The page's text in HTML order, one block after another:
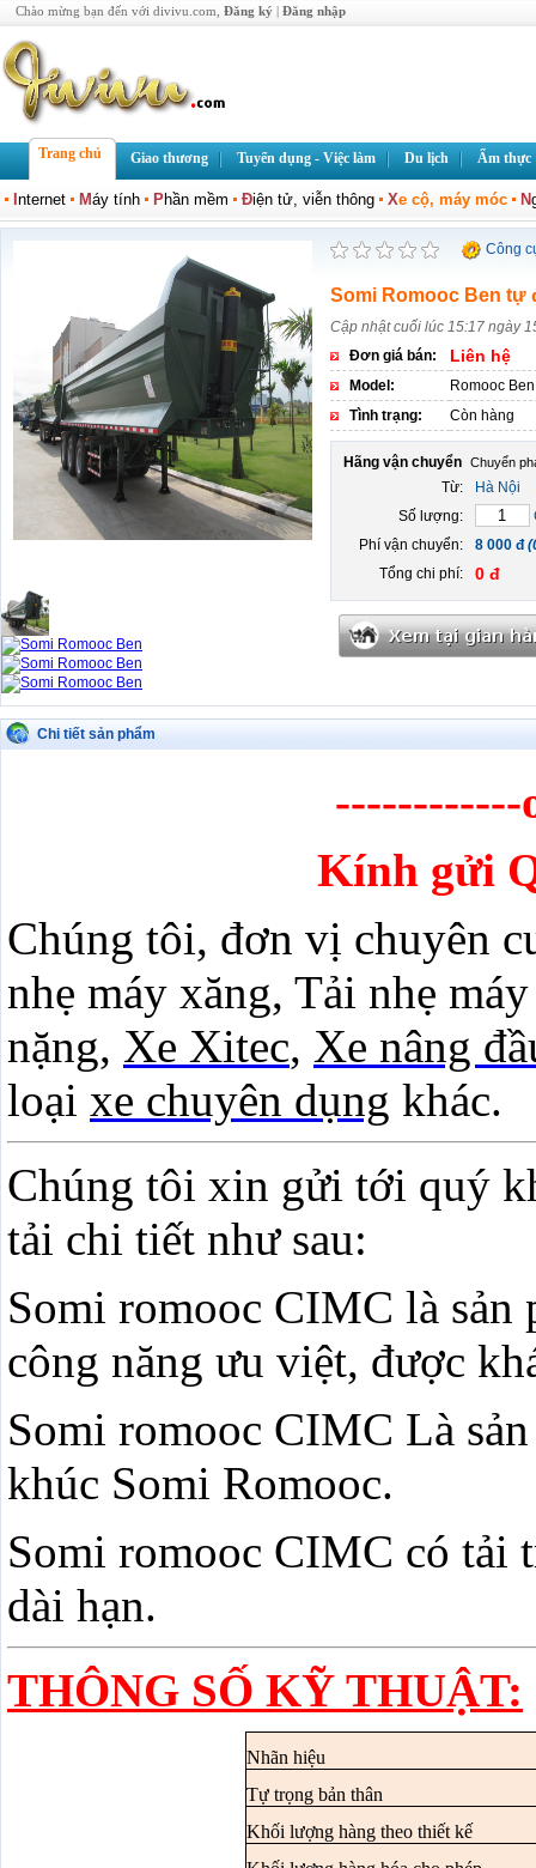
Chào mừng bạn đến với divivu.com, Đăng ký | Đăng nhập
Trang chủ Giao thương Tuyển dụng - Việc làm Du lịch Ẩm thực
nternet Máy tính Phần mềm Điện tử, viễn thông Xe cộ, máy móc N
Công
Somi Romooc Ben tự
Cập nhật cuối lúc 15:17 ngày
Đơn giá bán:
Liên hệ
Model:
Romooc Ben
Tình trạng:
Còn hàng
Hãng vận chuyển
Từ:
Hà Nội
Số lượng:
Phí vận chuyển:
8 000 đ
Tổng chi phí:
0 đ
Chi tiết sản phẩm
------------
Kính gửi
Chúng tôi, đơn vị chuyên
nhẹ máy xăng, Tải nhẹ
nặng, Xe Xitec, Xe nâng
loại xe chuyên dụng khác.
Chúng tôi xin gửi tới quý
tải chi tiết như sau:
Somi romooc CIMC là sản
công năng ưu việt, được
Somi romooc CIMC Là
khúc Somi Romooc.
Somi romooc CIMC có tải
dài hạn.
THÔNG SỐ KỸ THUẬT:
Nhãn hiệu
Tự trọng bản thân
Khối lượng hàng theo thiết kế